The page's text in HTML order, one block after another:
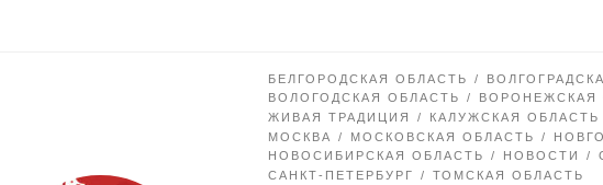
БЕЛГОРОДСКАЯ ОБЛАСТЬ
ВОЛОГОДСКАЯ ОБЛАСТЬ
ВОРОНЕЖСКАЯ
ЖИВАЯ ТРАДИЦИЯ
КАЛУЖСКАЯ ОБЛАСТЬ
МОСКВА
МОСКОВСКАЯ ОБЛАСТЬ
НОВОСИБИРСКАЯ ОБЛАСТЬ
НОВОСТИ
САНКТ-ПЕТЕРБУРГ
ТОМСКАЯ ОБЛАСТЬ